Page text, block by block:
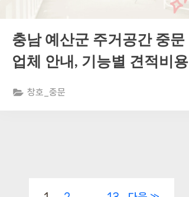
충남 예산군 주거공간 중문
업체 안내, 기능별 견적비용
창호_중문